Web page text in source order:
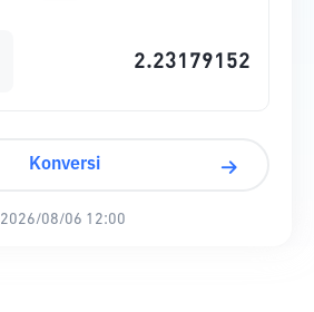
Konversi
2026/08/06 12:00